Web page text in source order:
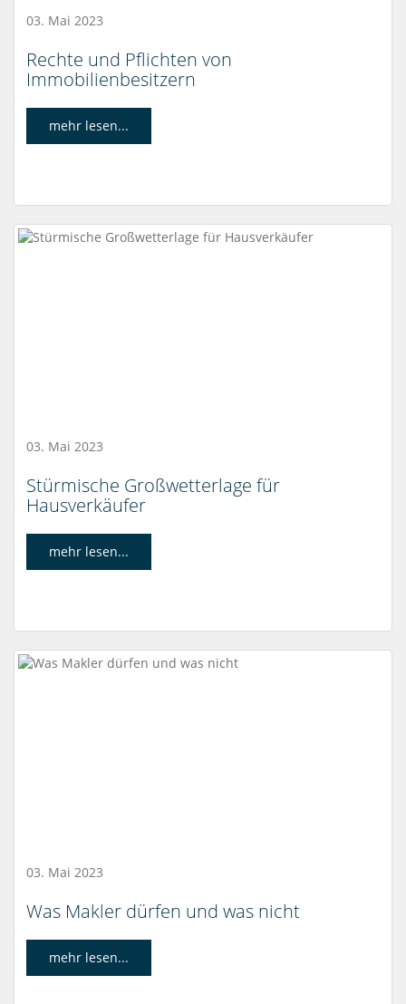
03. Mai 2023
Rechte und Pflichten von
Immobilienbesitzern
mehr lesen...
03. Mai 2023
Stürmische Großwetterlage für
Hausverkäufer
mehr lesen...
03. Mai 2023
Was Makler dürfen und was nicht
mehr lesen...